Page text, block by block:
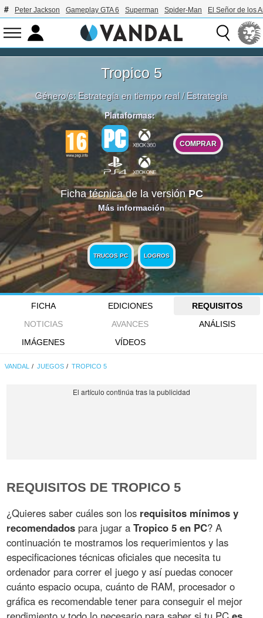
Peter Jackson Gameplay GTA 6 Superman Spider-Man El Señor de los
Tropico 5
Género/s: Estrategia en tiempo real/Estrategia
Plataformas:
COMPRAR
Ficha técnica de la versiónPC
Más información
TRUCOS PC LOGROS
FICHA EDICIONES
REQUISITOS
NOTICIAS
AVANCES
ANÁLISIS
IMÁGENES
VÍDEOS
VANDAL JUEGOS TROPICO 5
REQUISITOS DE TROPICO 5
¿Quieres saber cuáles son los requisitos mínimos y
recomendados para jugar aTropico 5 en PC? A
continuación te mostramos los requerimientos y las
especificaciones técnicas oficiales que necesita tu
ordenador para correr el juego y así puedas conocer
cuánto espacio ocupa, cuánto de RAM, procesador o
gráfica es recomendable tener para conseguir el mejor